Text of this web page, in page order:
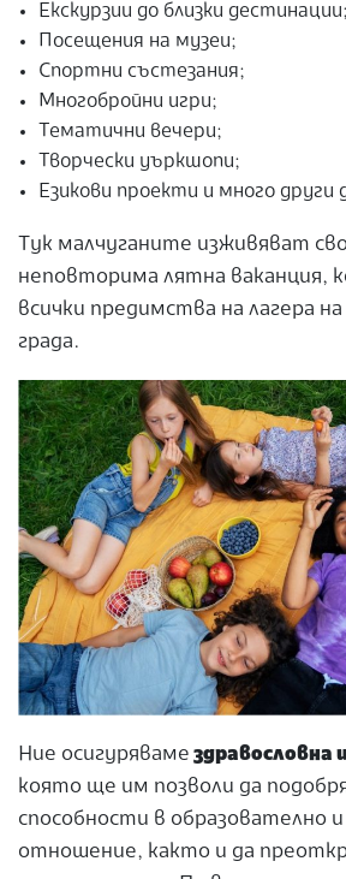
Екскурзии до близки дестинации;
Посещения на музеи;
Спортни състезания;
Многобройни игри;
Тематични вечери;
Творчески уъркшопи;
Езикови проекти и много други
Тук малчуганите изживяват
неповторима лятна ваканция,
всички предимства на лагера на
града.
Ние осигуряваме здравословна
която ще им позволи да
способности в образователно и
отношение, както и да